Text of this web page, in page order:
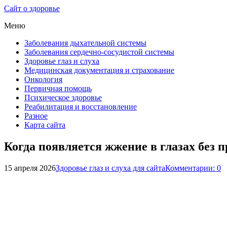
Сайт о здоровье
Меню
Заболевания дыхательной системы
Заболевания сердечно-сосудистой системы
Здоровье глаз и слуха
Медицинская документация и страхование
Онкология
Первичная помощь
Психическое здоровье
Реабилитация и восстановление
Разное
Карта сайта
Когда появляется жжение в глазах без
15 апреля 2026Здоровье глаз и слуха для сайтаКомментарии: 0